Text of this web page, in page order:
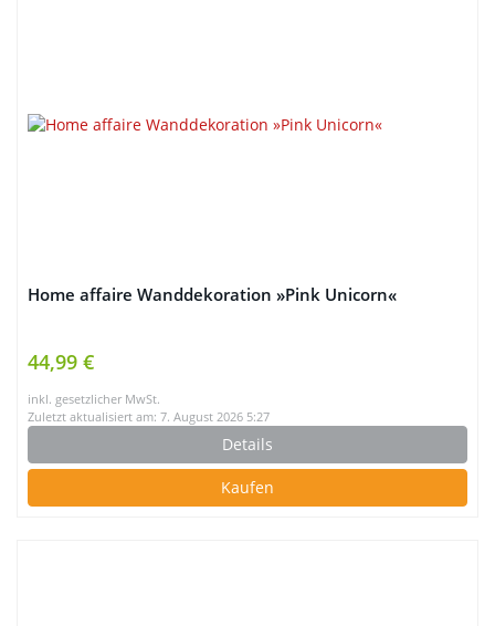
Home affaire Wanddekoration »Pink Unicorn«
44,99 €
inkl. gesetzlicher MwSt.
Zuletzt aktualisiert am: 7. August 2026 5:27
Details
Kaufen